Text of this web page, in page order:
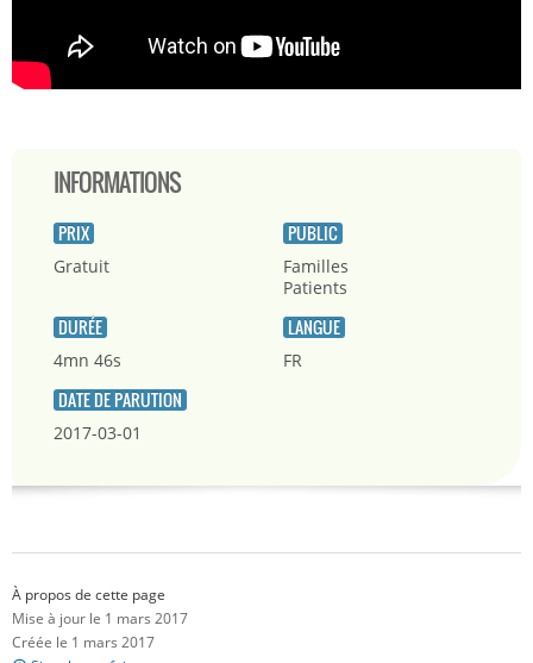
INFORMATIONS
PRIX
Gratuit
PUBLIC
Familles
Patients
DURÉE
4mn 46s
LANGUE
FR
DATE DE PARUTION
2017-03-01
À propos de cette page
Mise à jour le 1 mars 2017
Créée le 1 mars 2017